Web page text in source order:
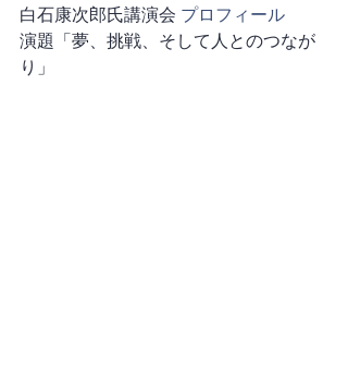
白石康次郎氏講演会 プロフィール
演題「夢、挑戦、そして人とのつなが
り」